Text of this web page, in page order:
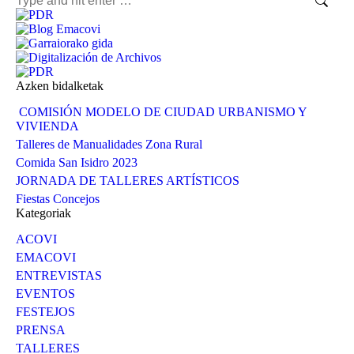
Azken bidalketak
COMISIÓN MODELO DE CIUDAD URBANISMO Y
VIVIENDA
Talleres de Manualidades Zona Rural
Comida San Isidro 2023
JORNADA DE TALLERES ARTÍSTICOS
Fiestas Concejos
Kategoriak
ACOVI
EMACOVI
ENTREVISTAS
EVENTOS
FESTEJOS
PRENSA
TALLERES